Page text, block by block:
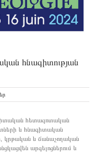
հնագիտության
հետազոտական
և հնագիտական
կրթական և ճանաչողական
արգելոցներում և